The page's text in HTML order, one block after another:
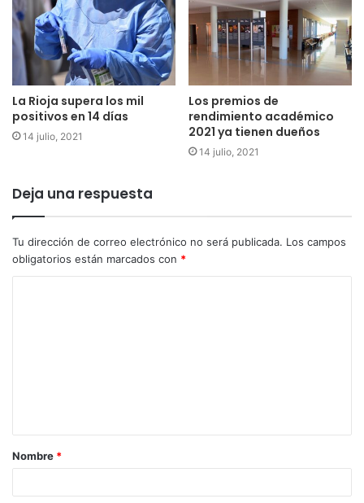
La Rioja supera los mil
positivos en 14 días
14 julio, 2021
Los premios de
rendimiento académico
2021 ya tienen dueños
14 julio, 2021
Deja una respuesta
Tu dirección de correo electrónico no será publicada. Los campos
obligatorios están marcados con *
Nombre *